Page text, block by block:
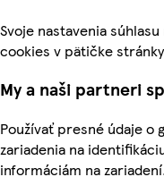
Svoje nastavenia
cookies v pätičke
My a naši partneri
Používať presné údaje
zariadenia na
informáciám na